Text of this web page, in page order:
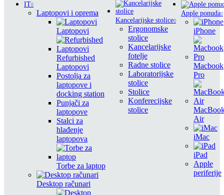
IT
Laptopovi i oprema
Laptopovi
Refurbished
Laptopovi
Postolja za
laptopove i
docking station
Punjači za
laptopove
Stalci za
hlađenje
laptopova
Torbe za laptop
Desktop računari
Kancelarijske stolice
Ergonomske
stolice
Kancelarijske
fotelje
Radne stolice
Laboratorijske
stolice
Stolice
Konferecijske
stolice
Apple ponuda
iPhone
Macbook
Pro
Air
iMac
iPad
Apple
periferije